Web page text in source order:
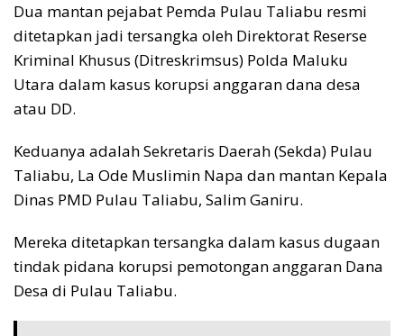
Dua mantan pejabat Pemda Pulau Taliabu resmi
ditetapkan jadi tersangka oleh Direktorat Reserse
Kriminal Khusus (Ditreskrimsus) Polda Maluku
Utara dalam kasus korupsi anggaran dana desa
atau DD.
Keduanya adalah Sekretaris Daerah (Sekda) Pulau
Taliabu, La Ode Muslimin Napa dan mantan Kepala
Dinas PMD Pulau Taliabu, Salim Ganiru.
Mereka ditetapkan tersangka dalam kasus dugaan
tindak pidana korupsi pemotongan anggaran Dana
Desa di Pulau Taliabu.